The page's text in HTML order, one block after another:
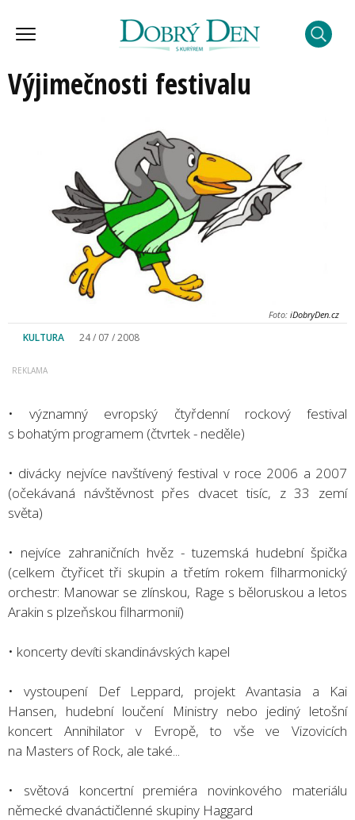
Výjimečnosti festivalu
Foto: iDobryDen.cz
KULTURA 24 / 07 / 2008
• významný evropský čtyřdenní rockový festival
s bohatým programem (čtvrtek - neděle)
• divácky nejvíce navštívený festival v roce 2006 a 2007
(očekávaná návštěvnost přes dvacet tisíc, z 33 zemí
světa)
• nejvíce zahraničních hvěz - tuzemská hudební špička
(celkem čtyřicet tři skupin a třetím rokem filharmonický
orchestr: Manowar se zlínskou, Rage s běloruskou a letos
Arakin s plzeňskou filharmonií)
• koncerty devíti skandinávských kapel
• vystoupení Def Leppard, projekt Avantasia a Kai
Hansen, hudební loučení Ministry nebo jediný letošní
koncert Annihilator v Evropě, to vše ve Vizovicích
na Masters of Rock, ale také...
• světová koncertní premiéra novinkového materiálu
německé dvanáctičlenné skupiny Haggard